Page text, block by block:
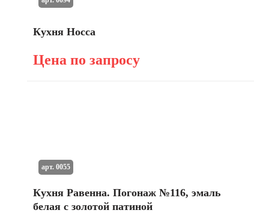
Кухня Носса
Цена по запросу
Кухня Равенна. Погонаж №116, эмаль
белая с золотой патиной
арт. 0055